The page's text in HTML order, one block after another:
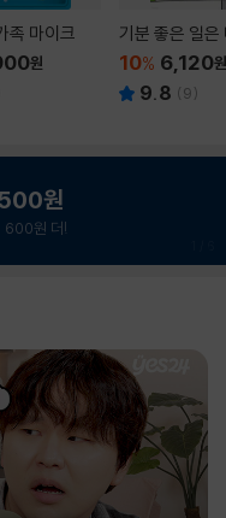
족 마이크
원
기분 좋은 일은
10% 6,120원
9.8 (9)
원
600원 더!